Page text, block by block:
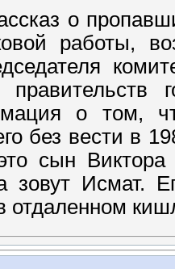
о
работы,
о том,
без вести в
сын
зовут Исмат.
отдаленном